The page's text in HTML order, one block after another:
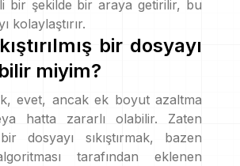
bir şekilde bir araya getirilir, bu
kolaylaştırır.
bir dosyayı
miyim?
evet, ancak ek boyut azaltma
hatta zararlı olabilir. Zaten
bir dosyayı sıkıştırmak, bazen
tarafından eklenen